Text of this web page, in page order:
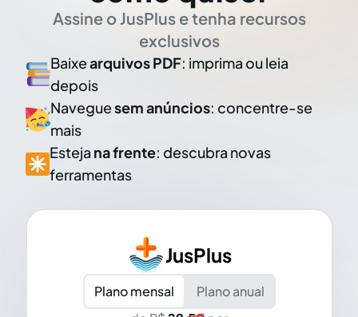
Assine o JusPlus e tenha recursos
exclusivos
Baixearquivos PDF: imprima ou leia
depois
Naveguesem anúncios: concentre-se
mais
Esteja na frente: descubra novas
ferramentas
JusPlus
Plano mensal
Plano anual